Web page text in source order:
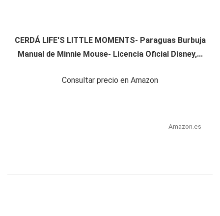
CERDÁ LIFE'S LITTLE MOMENTS- Paraguas Burbuja
Manual de Minnie Mouse- Licencia Oficial Disney,...
Consultar precio en Amazon
Amazon.es